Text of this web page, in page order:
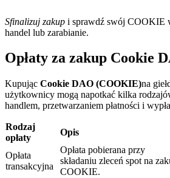
Ekskluzywne inwestycje dla
Sfinalizuj zakup i sprawdź swój COOKIE
handel lub zarabianie.
Opłaty za zakup Cookie
Kupując Cookie DAO (COOKIE)na
użytkownicy mogą napotkać kilka
handlem, przetwarzaniem płatności i
Rodzaj
opłaty
Opis
Opłata
transakcyjna
Opłata pobierana przy
składaniu zleceń spot na
COOKIE.